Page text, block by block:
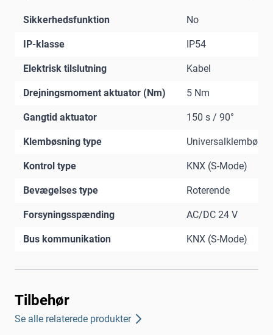
Sikkerhedsfunktion No
IP-klasse IP54
Elektrisk tilslutning Kabel
Drejningsmoment aktuator (Nm) 5 Nm
Gangtid aktuator 150 s / 90°
Klembøsning type
Kontrol type KNX (S-Mode)
Bevægelses type Roterende
Forsyningsspænding AC/DC 24 V
Bus kommunikation KNX (S-Mode)
Tilbehør
Se alle relaterede produkter